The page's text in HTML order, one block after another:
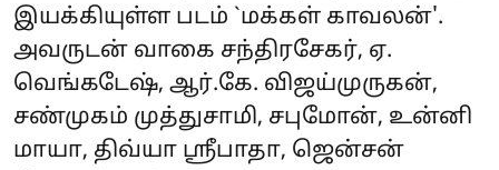
இயக்கியுள்ள படம் `மக்கள் காவலன்'.
அவருடன் வாகை சந்திரசேகர், ஏ.
வெங்கடேஷ், ஆர்.கே. விஜய்முருகன்,
சண்முகம் முத்துசாமி, சபுமோன், உன்னி
மாயா, திவ்யா ஸ்ரீபாதா, ஜென்சன்